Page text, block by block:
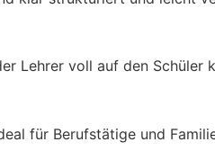
Lehrer voll auf den Schüler
für Berufstätige und